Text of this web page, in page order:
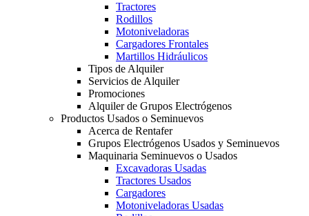
Tractores
Rodillos
Motoniveladoras
Cargadores Frontales
Martillos Hidráulicos
Tipos de Alquiler
Servicios de Alquiler
Promociones
Alquiler de Grupos Electrógenos
Productos Usados o Seminuevos
Acerca de Rentafer
Grupos Electrógenos Usados y Seminuevos
Maquinaria Seminuevos o Usados
Excavadoras Usadas
Tractores Usados
Cargadores
Motoniveladoras Usadas